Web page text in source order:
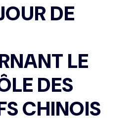
DE
LE
DES
CHINOIS